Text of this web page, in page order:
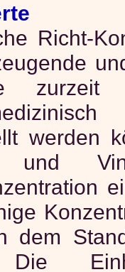
Richt-
zurzeit
werden
und
dem